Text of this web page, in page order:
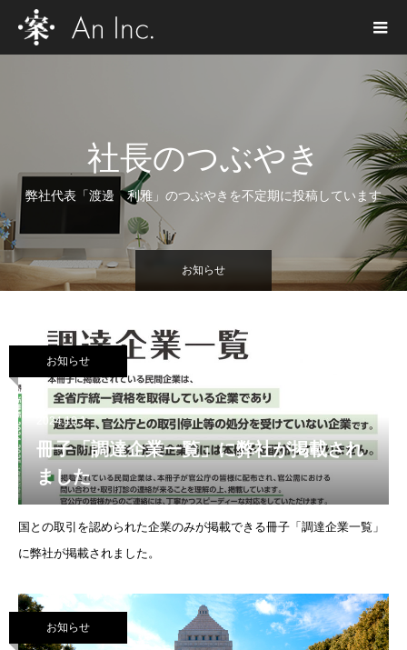
社長のつぶやき
弊社代表「渡邊 利雅」のつぶやきを不定期に投稿しています
お知らせ
お知らせ
2024.10.1
冊子「調達企業一覧」に弊社が掲載され
ました
国との取引を認められた企業のみが掲載できる冊子「調達企業一覧」
に弊社が掲載されました。
お知らせ